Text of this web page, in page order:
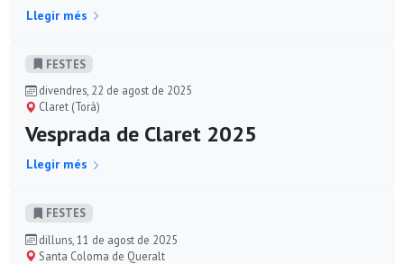
Llegir més
FESTES
divendres, 22 de agost de 2025
Claret (Torà)
Vesprada de Claret 2025
Llegir més
FESTES
dilluns, 11 de agost de 2025
Santa Coloma de Queralt